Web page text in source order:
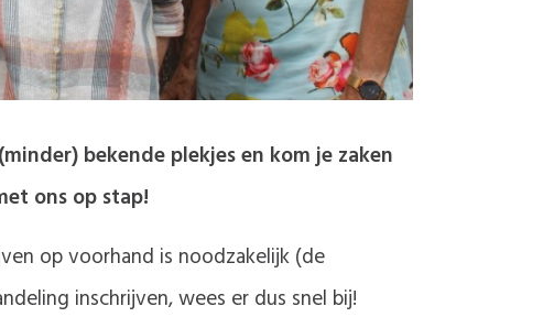
bekende plekjes en kom je zaken
ons op stap!
op voorhand is noodzakelijk (de
inschrijven, wees er dus snel bij!